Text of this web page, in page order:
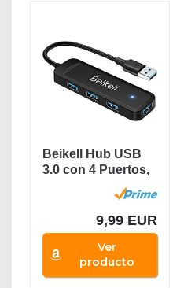
Beikell Hub USB
3.0 con 4 Puertos,
Concentrador...
9,99 EUR
Ver
producto